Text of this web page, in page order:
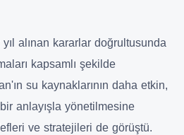
alınan kararlar doğrultusunda
kapsamlı şekilde
su kaynaklarının daha etkin,
anlayışla yönetilmesine
ve stratejileri de görüştü.